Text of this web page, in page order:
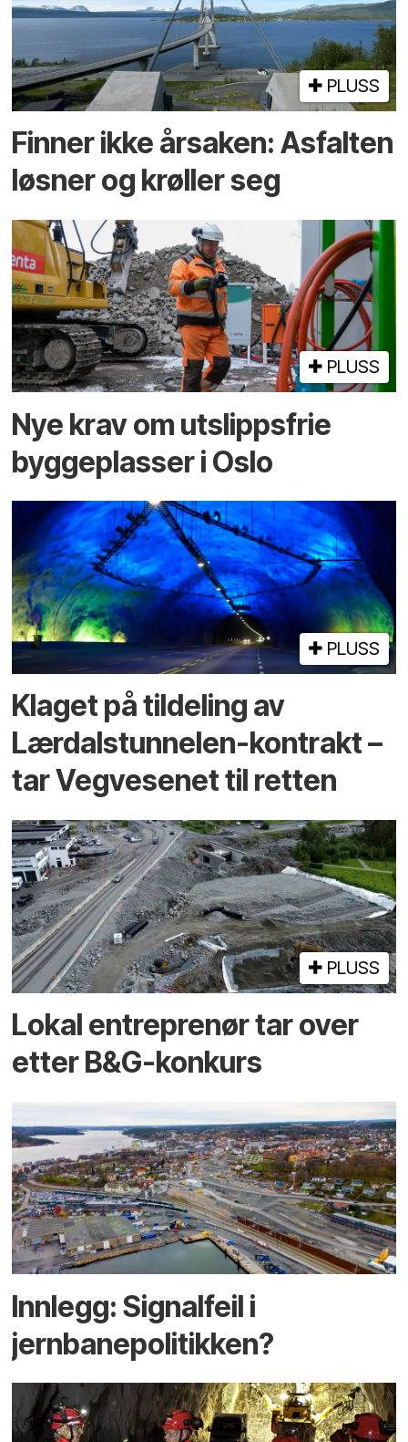
PLUSS
Finner ikke årsaken: Asfalten
løsner og krøller seg
PLUSS
Nye krav om utslippsfrie
byggeplasser i Oslo
PLUSS
Klaget på tildeling av
Lærdalstunnelen-kontrakt –
tar Vegvesenet til retten
PLUSS
Lokal entreprenør tar over
etter B&G-konkurs
Innlegg: Signalfeil i
jernbanepolitikken?